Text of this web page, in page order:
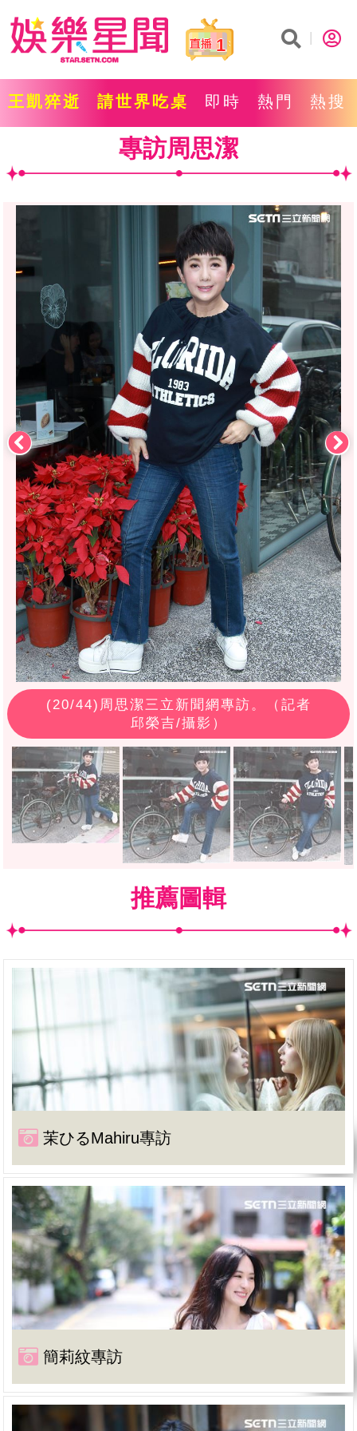
1
王凱猝逝 請世界吃桌 即時 熱門 熱搜
專訪周思潔
(20/44)周思潔三立新聞網專訪。（記者
邱榮吉/攝影）
推薦圖輯
茉ひるMahiru專訪
簡莉紋專訪